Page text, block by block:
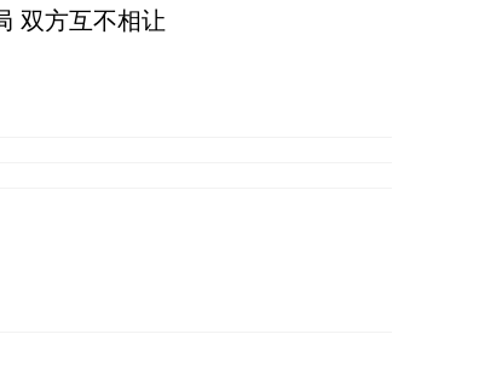
双方互不相让